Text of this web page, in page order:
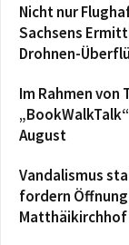
Nicht nur
Sachsens
Drohnen-
Im Rahmen von
August
Vandalismus
fordern
Matthäikirchhof